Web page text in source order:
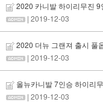
2020 카니발 하이리무진 9인승
| 2019-12-03
2020 더뉴 그랜져 출시 풀옵
| 2019-12-03
올뉴카니발 7인승 하이리무진
| 2019-12-03